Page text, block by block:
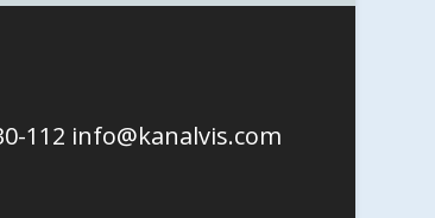
112 info@kanalvis.com